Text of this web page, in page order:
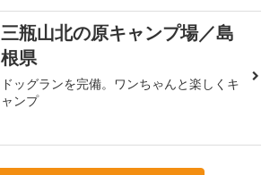
三瓶山北の原キャンプ場／島
根県
ドッグランを完備。ワンちゃんと楽しくキ
ャンプ